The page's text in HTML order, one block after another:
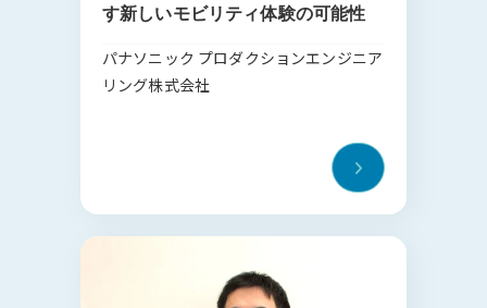
す新しいモビリティ体験の可能性
パナソニック プロダクションエンジニア
リング株式会社